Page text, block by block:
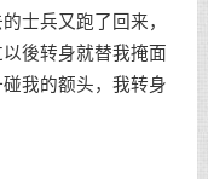
兵又跑了回来，
後转身就替我掩面
我的额头，我转身